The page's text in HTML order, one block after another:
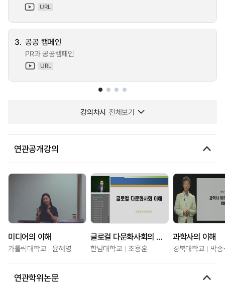
URL
3. 공공 캠페인
PR과 공공캠페인
URL
강의차시 전체보기
연관공개강의
미디어의 이해
가톨릭대학교 윤혜영
글로컬 다문화사회의 이해
한남대학교 조용훈
과학사의 이해
경북대학교 박
연관학위논문